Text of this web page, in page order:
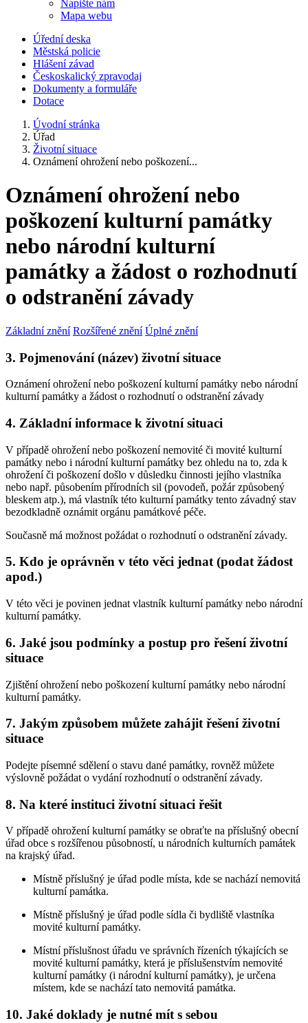
Napište nám
Mapa webu
Úřední deska
Městská policie
Hlášení závad
Českoskalický zpravodaj
Dokumenty a formuláře
Dotace
Úvodní stránka
Úřad
Životní situace
Oznámení ohrožení nebo poškození...
Oznámení ohrožení nebo
poškození kulturní památky
nebo národní kulturní
památky a žádost o rozhodnutí
o odstranění závady
Základní znění Rozšířené znění Úplné znění
3. Pojmenování (název) životní situace
Oznámení ohrožení nebo poškození kulturní památky nebo národní
kulturní památky a žádost o rozhodnutí o odstranění závady
4. Základní informace k životní situaci
V případě ohrožení nebo poškození nemovité či movité kulturní
památky nebo i národní kulturní památky bez ohledu na to, zda k
ohrožení či poškození došlo v důsledku činnosti jejího vlastníka
nebo např. působením přírodních sil (povodeň, požár způsobený
bleskem atp.), má vlastník této kulturní památky tento závadný stav
bezodkladně oznámit orgánu památkové péče.
Současně má možnost požádat o rozhodnutí o odstranění závady.
5. Kdo je oprávněn v této věci jednat (podat žádost
apod.)
V této věci je povinen jednat vlastník kulturní památky nebo národní
kulturní památky.
6. Jaké jsou podmínky a postup pro řešení životní
situace
Zjištění ohrožení nebo poškození kulturní památky nebo národní
kulturní památky.
7. Jakým způsobem můžete zahájit řešení životní
situace
Podejte písemné sdělení o stavu dané památky, rovněž můžete
výslovně požádat o vydání rozhodnutí o odstranění závady.
8. Na které instituci životní situaci řešit
V případě ohrožení kulturní památky se obraťte na příslušný obecní
úřad obce s rozšířenou působností, u národních kulturních památek
na krajský úřad.
Místně příslušný je úřad podle místa, kde se nachází nemovitá
kulturní památka.
Místně příslušný je úřad podle sídla či bydliště vlastníka
movité kulturní památky.
Místní příslušnost úřadu ve správních řízeních týkajících se
movité kulturní památky, která je příslušenstvím nemovité
kulturní památky (i národní kulturní památky), je určena
místem, kde se nachází tato nemovitá památka.
10. Jaké doklady je nutné mít s sebou